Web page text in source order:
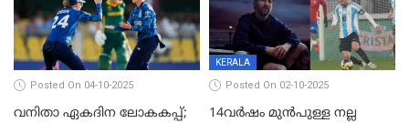
Posted On 04-10-2025
വനിതാ ഏകദിന ലോകകപ്പ്;
KERALA
Posted On 02-10-2025
14വർഷം മുൻപുള്ള നല്ല